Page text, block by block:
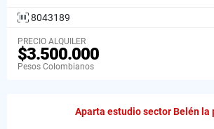
8043189
PRECIO ALQUILER
$3.500.000
Pesos Colombianos
Aparta estudio sector Belén la